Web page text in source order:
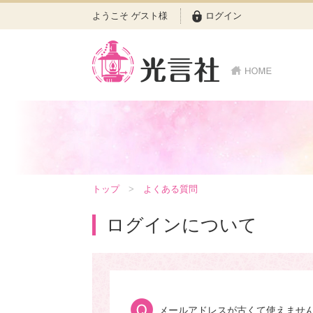
ようこそ ゲスト様 ログイン
トップ よくある質問
ログインについて
メールアドレスが古くて使えませ